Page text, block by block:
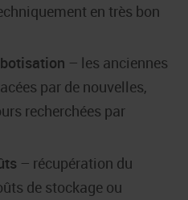
en très bon
– les anciennes
par de nouvelles,
recherchées par
– récupération du
de stockage ou